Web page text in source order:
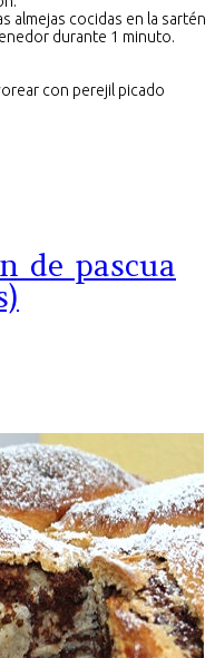
almejas cocidas en la sartén
durante 1 minuto.
con perejil picado
de pascua